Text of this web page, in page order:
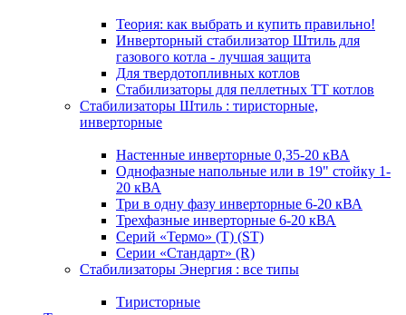
Теория: как выбрать и купить правильно!
Инверторный стабилизатор Штиль для
газового котла - лучшая защита
Для твердотопливных котлов
Стабилизаторы для пеллетных ТТ котлов
Стабилизаторы Штиль : тиристорные,
инверторные
Настенные инверторные 0,35-20 кВА
Однофазные напольные или в 19" стойку 1-
20 кВА
Три в одну фазу инверторные 6-20 кВА
Трехфазные инверторные 6-20 кВА
Серий «Термо» (T) (ST)
Серии «Стандарт» (R)
Стабилизаторы Энергия : все типы
Тиристорные